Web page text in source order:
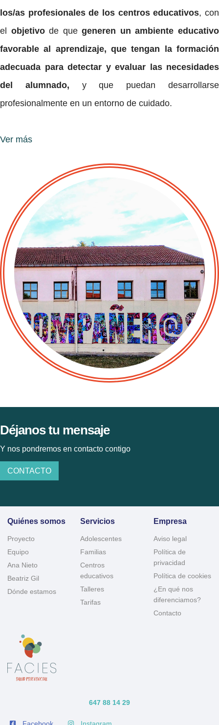
los/as profesionales de los centros educativos, con
el objetivode quegeneren un ambiente educativo
favorable al aprendizaje, que tengan la formación
adecuada para detectar y evaluar las necesidades
del alumnado, y que puedan desarrollarse
profesionalmente en un entorno de cuidado.
Ver más
Déjanos tu mensaje
Y nos pondremos en contacto contigo
CONTACTO
Quiénes somos
Proyecto
Equipo
Ana Nieto
Beatriz Gil
Dónde estamos
Servicios
Adolescentes
Familias
Centros
educativos
Talleres
Tarifas
Empresa
Aviso legal
Política de
privacidad
Política de cookies
¿En qué nos
diferenciamos?
Contacto
647 88 14 29